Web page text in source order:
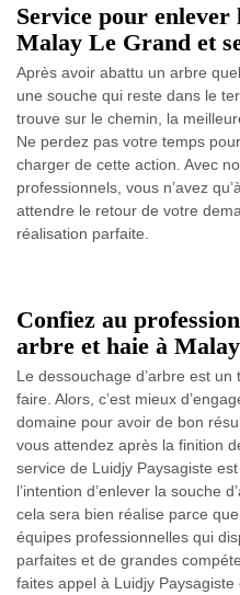
Service pour enlever
Malay Le Grand et
Après avoir abattu un arbre
une souche qui reste dans le
trouve sur le chemin, la
Ne perdez pas votre temps
charger de cette action. Avec
professionnels, vous n’avez
attendre le retour de votre
réalisation parfaite.
Confiez au
arbre et haie à
Le dessouchage d’arbre est
faire. Alors, c’est mieux
domaine pour avoir de bon
vous attendez après la finition
service de Luidjy Paysagiste
l’intention d’enlever la souche
cela sera bien réalise parce
équipes professionnelles qui
parfaites et de grandes
faites appel à Luidjy